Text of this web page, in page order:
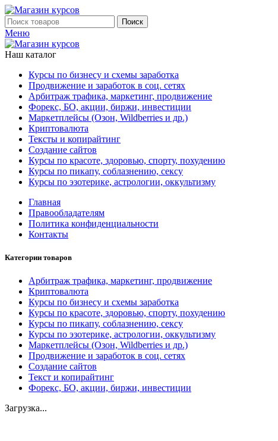
Поиск
Меню
Наш каталог
Курсы по бизнесу и схемы заработка
Продвижение и заработок в соц. сетях
Арбитраж трафика, маркетинг, продвижение
Форекс, БО, акции, биржи, инвестиции
Маркетплейсы (Озон, Wildberries и др.)
Криптовалюта
Тексты и копирайтинг
Создание сайтов
Курсы по красоте, здоровью, спорту, похудению
Курсы по пикапу, соблазнению, сексу
Курсы по эзотерике, астрологии, оккультизму
Главная
Правообладателям
Политика конфиденциальности
Контакты
Категории товаров
Арбитраж трафика, маркетинг, продвижение
Криптовалюта
Курсы по бизнесу и схемы заработка
Курсы по красоте, здоровью, спорту, похудению
Курсы по пикапу, соблазнению, сексу
Курсы по эзотерике, астрологии, оккультизму
Маркетплейсы (Озон, Wildberries и др.)
Продвижение и заработок в соц. сетях
Создание сайтов
Текст и копирайтинг
Форекс, БО, акции, биржи, инвестиции
Загрузка...